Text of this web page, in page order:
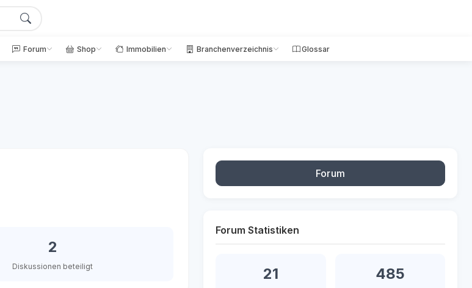
Forum Shop Immobilien Branchenverzeichnis Glossar
2
Diskussionen beteiligt
Forum
Forum Statistiken
21 485